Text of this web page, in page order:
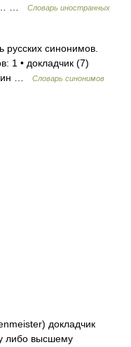
…
Словарь иностранных
синонимов.
1 • докладчик (7)
…
Словарь синонимов
докладчик
либо высшему